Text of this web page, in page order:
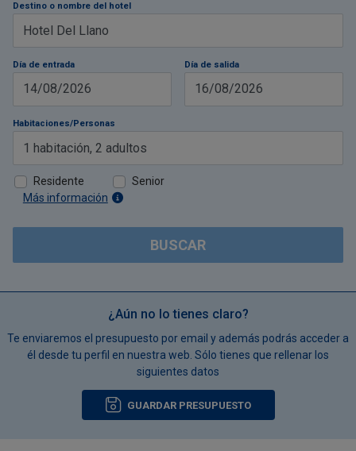
Destino o nombre del hotel
Día de entrada
14/08/2026
Día de salida
16/08/2026
Habitaciones/Personas
1 habitación, 2 adultos
Residente
Senior
Más información
BUSCAR
¿Aún no lo tienes claro?
Te enviaremos el presupuesto por email y además podrás acceder a
él desde tu perfil en nuestra web. Sólo tienes que rellenar los
siguientes datos
GUARDAR PRESUPUESTO